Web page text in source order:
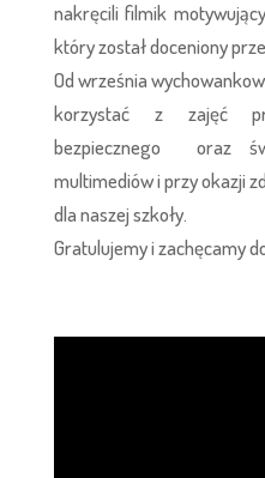
nakręcili filmik
który został doceniony
Od września
korzystać z zajęć
bezpiecznego oraz
multimediów i przy okazji
dla naszej szkoły.
Gratulujemy i zachęcamy